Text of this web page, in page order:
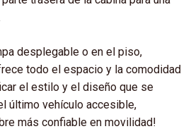
desplegable o en el piso,
todo el espacio y la comodidad
el estilo y el diseño que se
último vehículo accesible,
más confiable en movilidad!